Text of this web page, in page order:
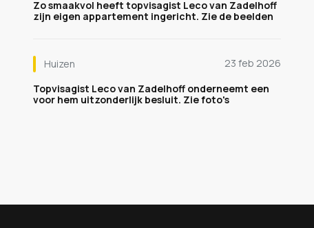
Zo smaakvol heeft topvisagist Leco van Zadelhoff
zijn eigen appartement ingericht. Zie de beelden
Huizen
23 feb 2026
Topvisagist Leco van Zadelhoff onderneemt een
voor hem uitzonderlijk besluit. Zie foto's